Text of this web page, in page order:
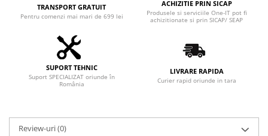
TRANSPORT GRATUIT
Pentru comenzi mai mari de 699 lei
ACHIZITIE PRIN SICAP
Produsele si serviciile One-IT pot fi
achizitionate si prin SICAP/ SEAP
SUPORT TEHNIC
Suport SPECIALIZAT oriunde în
România
LIVRARE RAPIDA
Curier rapid oriunde in tara
Review-uri(0)